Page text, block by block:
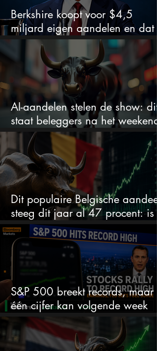
Berkshire koopt voor $4,5
miljard eigen aandelen en dat
zegt veel over de waardering
AI-aandelen stelen de show: dit
staat beleggers na het weekend
te wachten
Dit populaire Belgische aandeel
steeg dit jaar al 47 procent: is
ruimte voor meer?
S&P 500 breekt records, maar
één cijfer kan volgende week
alles veranderen